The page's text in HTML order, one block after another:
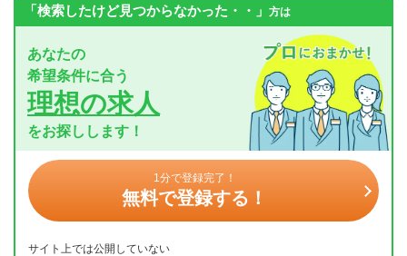
「検索したけど見つからなかった・・」 方は
あなたの
希望条件に合う
理想の求人
をお探しします！
1分で登録完了！
無料で登録する！
サイト上では公開していない